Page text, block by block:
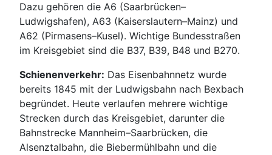
Dazu gehören die A6 (Saarbrücken–
Ludwigshafen), A63 (Kaiserslautern–Mainz) und
A62 (Pirmasens–Kusel). Wichtige Bundesstraßen
im Kreisgebiet sind die B37, B39, B48 und B270.
Schienenverkehr: Das Eisenbahnnetz wurde
bereits 1845 mit der Ludwigsbahn nach Bexbach
begründet. Heute verlaufen mehrere wichtige
Strecken durch das Kreisgebiet, darunter die
Bahnstrecke Mannheim–Saarbrücken, die
Alsenztalbahn, die Biebermühlbahn und die